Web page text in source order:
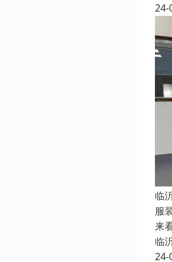
24-
临
服
来
临
24-